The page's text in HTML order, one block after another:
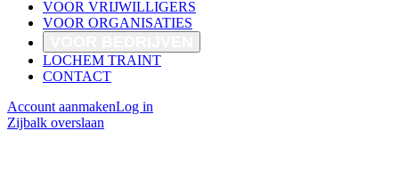
VOOR VRIJWILLIGERS
VOOR ORGANISATIES
LOCHEM TRAINT
CONTACT
Account aanmakenLog in
Zijbalk overslaan